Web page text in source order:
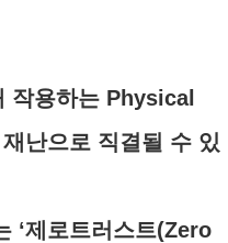
작용하는 Physical
난으로 직결될 수 있
‘제로트러스트(Zero